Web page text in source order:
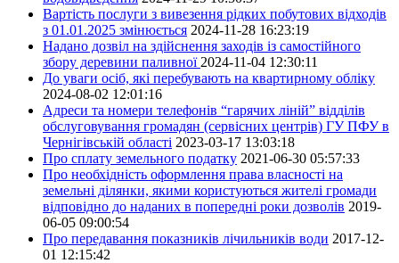
Вартість послуги з вивезення рідких побутових відходів
з 01.01.2025 змінюється 2024-11-28 16:23:19
Надано дозвіл на здійснення заходів із самостійного
збору деревини паливної 2024-11-04 12:30:11
До уваги осіб, які перебувають на квартирному обліку
2024-08-02 12:01:16
Адреси та номери телефонів “гарячих ліній” відділів
обслуговування громадян (сервісних центрів) ГУ ПФУ в
Чернігівській області 2023-03-17 13:03:18
Про сплату земельного податку 2021-06-30 05:57:33
Про необхідність оформлення права власності на
земельні ділянки, якими користуються жителі громади
відповідно до наданих в попередні роки дозволів 2019-
06-05 09:00:54
Про передавання показників лічильників води 2017-12-
01 12:15:42